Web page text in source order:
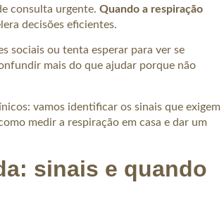
consulta urgente. Quando a respiração
decisões eficientes.
sociais ou tenta esperar para ver se
mais do que ajudar porque não
vamos identificar os sinais que exigem
medir a respiração em casa e dar um
sinais e quando